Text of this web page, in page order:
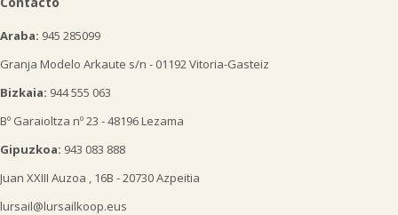
Araba: 945 285099
Granja Modelo Arkaute s/n - 01192 Vitoria-Gasteiz
Bizkaia: 944 555 063
Bº Garaioltza nº 23 - 48196 Lezama
Gipuzkoa: 943 083 888
Juan XXIII Auzoa , 16B - 20730 Azpeitia
lursail@lursailkoop.eus